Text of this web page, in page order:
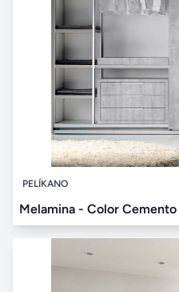
PELÍKANO
Melamina - Color Cemento